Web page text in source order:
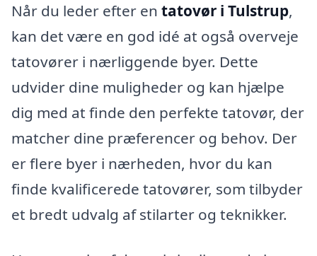
Når du leder efter en tatovør i Tulstrup,
kan det være en god idé at også overveje
tatovører i nærliggende byer. Dette
udvider dine muligheder og kan hjælpe
dig med at finde den perfekte tatovør, der
matcher dine præferencer og behov. Der
er flere byer i nærheden, hvor du kan
finde kvalificerede tatovører, som tilbyder
et bredt udvalg af stilarter og teknikker.